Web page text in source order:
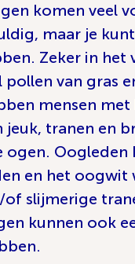
komen veel
maar je
Zeker in
pollen van gras
mensen
jeuk, tranen en
ogen. Oogleden
en het
of slijmerige
kunnen ook